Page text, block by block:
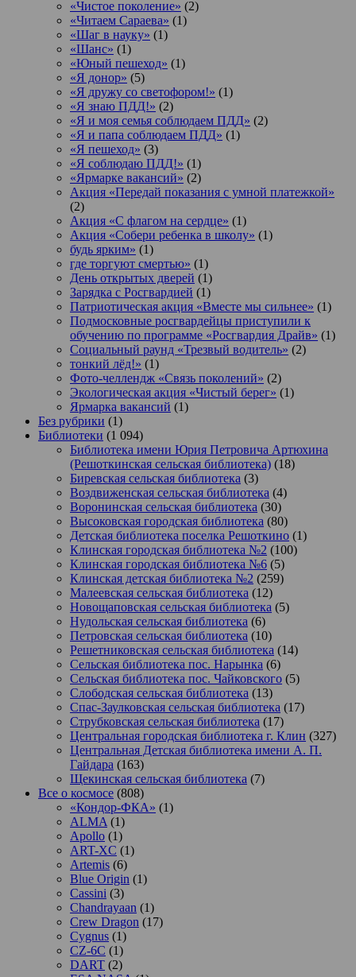
«Чистое поколение» (2)
«Читаем Сараева» (1)
«Шаг в науку» (1)
«Шанс» (1)
«Юный пешеход» (1)
«Я донор» (5)
«Я дружу со светофором!» (1)
«Я знаю ПДД!» (2)
«Я и моя семья соблюдаем ПДД» (2)
«Я и папа соблюдаем ПДД» (1)
«Я пешеход» (3)
«Я соблюдаю ПДД!» (1)
«Ярмарке вакансий» (2)
Акция «Передай показания с умной платежкой»
(2)
Акция «С флагом на сердце» (1)
Акция «Собери ребенка в школу» (1)
будь ярким» (1)
где торгуют смертью» (1)
День открытых дверей (1)
Зарядка с Росгвардией (1)
Патриотическая акция «Вместе мы сильнее» (1)
Подмосковные росгвардейцы приступили к
обучению по программе «Росгвардия Драйв» (1)
Социальный раунд «Трезвый водитель» (2)
тонкий лёд!» (1)
Фото-челлендж «Связь поколений» (2)
Экологическая акция «Чистый берег» (1)
Ярмарка вакансий (1)
Без рубрики (1)
Библиотеки (1 094)
Библиотека имени Юрия Петровича Артюхина
(Решоткинская сельская библиотека) (18)
Биревская сельская библиотека (3)
Воздвиженская сельская библиотека (4)
Воронинская сельская библиотека (30)
Высоковская городская библиотека (80)
Детская библиотека поселка Решоткино (1)
Клинская городская библиотека №2 (100)
Клинская городская библиотека №6 (5)
Клинская детская библиотека №2 (259)
Малеевская сельская библиотека (12)
Новощаповская сельская библиотека (5)
Нудольская сельская библиотека (6)
Петровская сельская библиотека (10)
Решетниковская сельская библиотека (14)
Сельская библиотека пос. Нарынка (6)
Сельская библиотека пос. Чайковского (5)
Слободская сельская библиотека (13)
Спас-Заулковская сельская библиотека (17)
Струбковская сельская библиотека (17)
Центральная городская библиотека г. Клин (327)
Центральная Детская библиотека имени А. П.
Гайдара (163)
Щекинская сельская библиотека (7)
Все о космосе (808)
«Кондор-ФКА» (1)
ALMA (1)
Apollo (1)
ART-XC (1)
Artemis (6)
Blue Origin (1)
Cassini (3)
Chandrayaan (1)
Crew Dragon (17)
Cygnus (1)
CZ-6C (1)
DART (2)